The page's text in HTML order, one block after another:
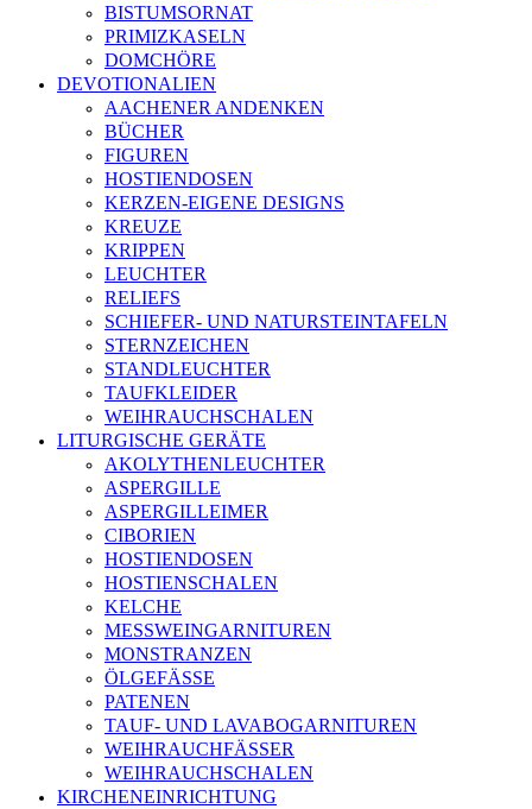
BISTUMSORNAT
PRIMIZKASELN
DOMCHÖRE
DEVOTIONALIEN
AACHENER ANDENKEN
BÜCHER
FIGUREN
HOSTIENDOSEN
KERZEN-EIGENE DESIGNS
KREUZE
KRIPPEN
LEUCHTER
RELIEFS
SCHIEFER- UND NATURSTEINTAFELN
STERNZEICHEN
STANDLEUCHTER
TAUFKLEIDER
WEIHRAUCHSCHALEN
LITURGISCHE GERÄTE
AKOLYTHENLEUCHTER
ASPERGILLE
ASPERGILLEIMER
CIBORIEN
HOSTIENDOSEN
HOSTIENSCHALEN
KELCHE
MESSWEINGARNITUREN
MONSTRANZEN
ÖLGEFÄSSE
PATENEN
TAUF- UND LAVABOGARNITUREN
WEIHRAUCHFÄSSER
WEIHRAUCHSCHALEN
KIRCHENEINRICHTUNG